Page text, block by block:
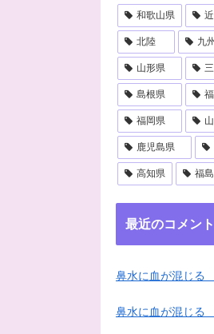
和歌山県
北陸 九州
山形県
島根県
福岡県
鹿児島県
高知県 福
最近のコメント
鼻水に血が混じる
鼻水に血が混じる